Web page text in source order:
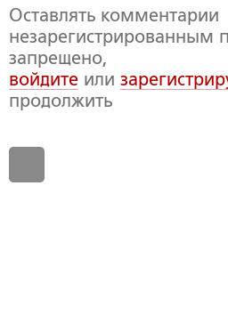
Оставлять комментарии
незарегистрированным
запрещено,
войдите или
продолжить